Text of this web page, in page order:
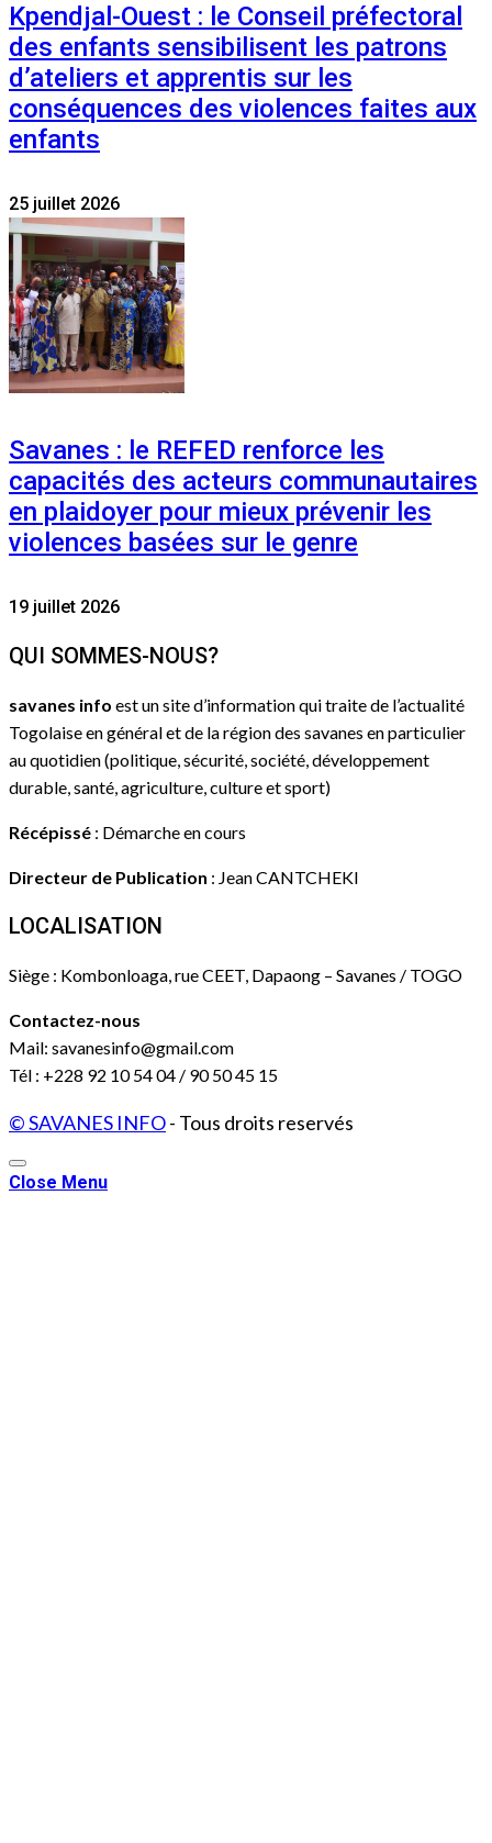
Kpendjal-Ouest : le Conseil préfectoral
des enfants sensibilisent les patrons
d’ateliers et apprentis sur les
conséquences des violences faites aux
enfants
25 juillet 2026
Savanes : le REFED renforce les
capacités des acteurs communautaires
en plaidoyer pour mieux prévenir les
violences basées sur le genre
19 juillet 2026
QUI SOMMES-NOUS?
savanes info est un site d’information qui traite de l’actualité
Togolaise en général et de la région des savanes en particulier
au quotidien (politique, sécurité, société, développement
durable, santé, agriculture, culture et sport)
Récépissé : Démarche en cours
Directeur de Publication : Jean CANTCHEKI
LOCALISATION
Siège : Kombonloaga, rue CEET, Dapaong – Savanes / TOGO
Contactez-nous
Mail: savanesinfo@gmail.com
Tél : +228 92 10 54 04 / 90 50 45 15
© SAVANES INFO- Tous droits reservés
Close Menu